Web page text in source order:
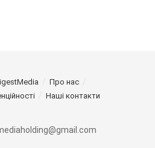
Про нас
Наші контакти